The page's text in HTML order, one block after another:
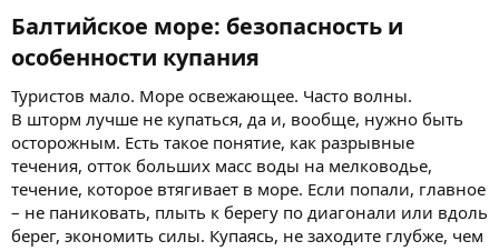
Балтийское море: безопасность и
особенности купания​
Туристов мало. Море освежающее. Часто волны.
В шторм лучше не купаться, да и, вообще, нужно быть
осторожным. Есть такое понятие, как разрывные
течения, отток больших масс воды на мелководье,
течение, которое втягивает в море. Если попали, главное
– не паниковать, плыть к берегу по диагонали или вдоль
берег, экономить силы. Купаясь, не заходите глубже, чем